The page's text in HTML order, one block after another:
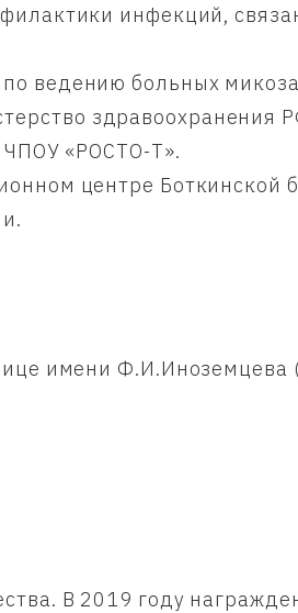
инфекций,
ведению больных
здравоохранения
ЧПОУ «РОСТО-Т».
центре Боткинской
имени
В 2019 году